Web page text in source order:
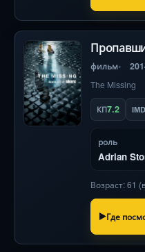
фильм
The Missing
КП7.2
роль
Adrian
Возраст: 61
Где